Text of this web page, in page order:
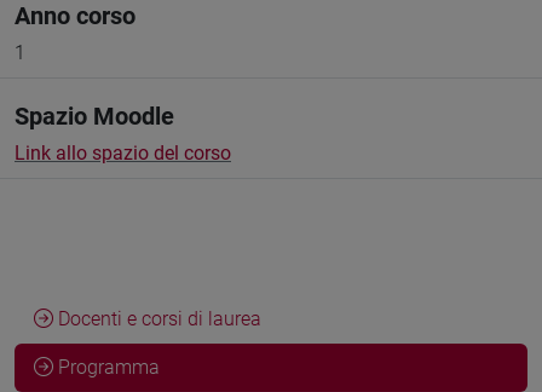
Anno corso
1
Spazio Moodle
Link allo spazio del corso
Docenti e corsi di laurea
Programma